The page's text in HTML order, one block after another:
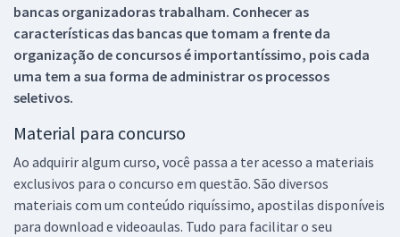
bancas organizadoras trabalham. Conhecer as
características das bancas que tomam a frente da
organização de concursos é importantíssimo, pois cada
uma tem a sua forma de administrar os processos
seletivos.
Material para concurso
Ao adquirir algum curso, você passa a ter acesso a materiais
exclusivos para o concurso em questão. São diversos
materiais com um conteúdo riquíssimo, apostilas disponíveis
para download e videoaulas. Tudo para facilitar o seu